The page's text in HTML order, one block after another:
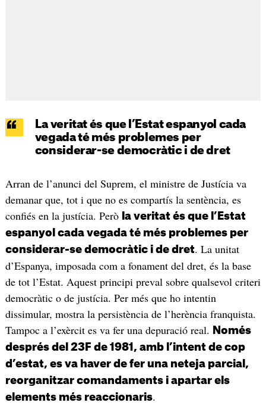
La veritat és que l’Estat espanyol cada
vegada té més problemes per
considerar-se democràtic i de dret
Arran de l’anunci del Suprem, el ministre de Justícia va
demanar que, tot i que no es compartís la sentència, es
confiés en la justícia. Però la veritat és que l’Estat
espanyol cada vegada té més problemes per
considerar-se democràtic i de dret. La unitat
d’Espanya, imposada com a fonament del dret, és la base
de tot l’Estat. Aquest principi preval sobre qualsevol criteri
democràtic o de justícia. Per més que ho intentin
dissimular, mostra la persistència de l’herència franquista.
Tampoc a l’exèrcit es va fer una depuració real.
Només
després del 23F de 1981, amb l’intent de cop
d’estat, es va haver de fer una neteja parcial,
reorganitzar comandaments i apartar els
elements més reaccionaris.